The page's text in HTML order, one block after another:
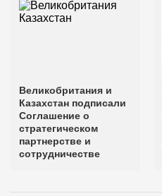
Великобритания и
Казахстан подписали
Соглашение о
стратегическом
партнерстве и
сотрудничестве